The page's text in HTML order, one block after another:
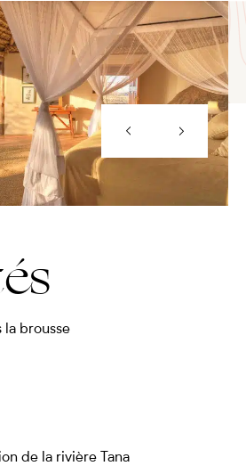
la brousse
de la rivière Tana